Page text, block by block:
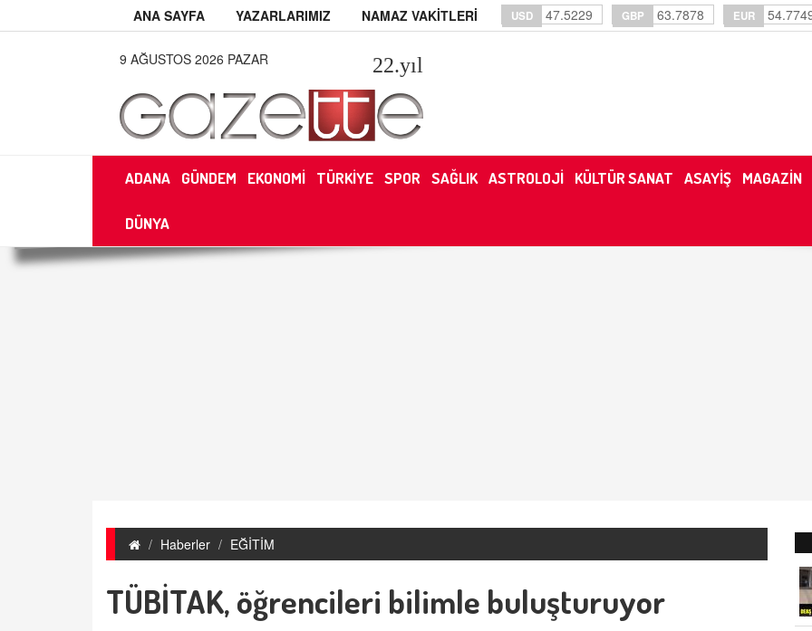
ANA SAYFA YAZARLARIMIZ NAMAZ VAKİTLERİ USD 47.5229 GBP 63.7878 EUR
9 AĞUSTOS 2026 PAZAR 22.yıl
ADANA GÜNDEM EKONOMİ TÜRKİYE SPOR SAĞLIK ASTROLOJİ KÜLTÜR SANAT ASAYİŞ MAGAZİN
DÜNYA
Haberler EĞİTİM
TÜBİTAK, öğrencileri bilimle buluşturuyor